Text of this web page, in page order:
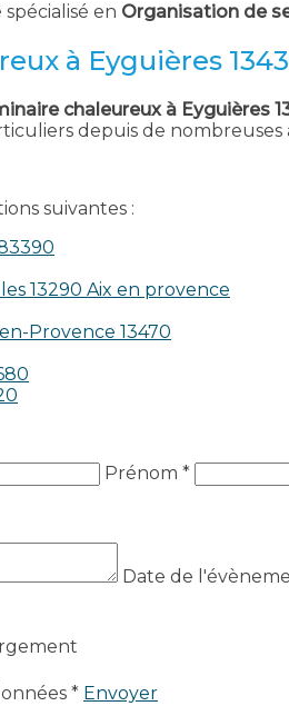
en Organisation de
à Eyguières
chaleureux à Eyguières
depuis de
suivantes :
13290 Aix en provence​
Provence 13470
Prénom *
Date de
* Envoyer